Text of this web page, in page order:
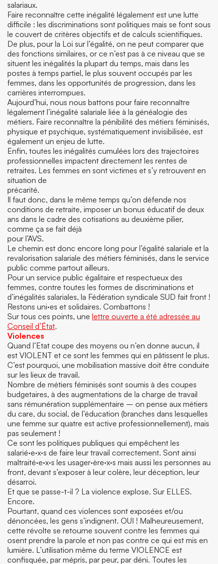
salariaux.
Faire reconnaître cette inégalité légalement est une lutte
difficile : les discriminations sont politiques mais se font sous
le couvert de critères objectifs et de calculs scientifiques.
De plus, pour la Loi sur l’égalité, on ne peut comparer que
des fonctions similaires, or ce n’est pas à ce niveau que se
situent les inégalités la plupart du temps, mais dans les
postes à temps partiel, le plus souvent occupés par les
femmes, dans les opportunités de progression, dans les
carrières interrompues.
Aujourd’hui, nous nous battons pour faire reconnaître
légalement l’inégalité salariale liée à la généalogie des
métiers. Faire reconnaître la pénibilité des métiers féminisés,
physique et psychique, systématiquement invisibilisée, est
également un enjeu de lutte.
Enfin, toutes les inégalités cumulées lors des trajectoires
professionnelles impactent directement les rentes de
retraites. Les femmes en sont victimes et s’y retrouvent en
situation de
précarité.
Il faut donc, dans le même temps qu’on défende nos
conditions de retraite, imposer un bonus éducatif de deux
ans dans le cadre des cotisations au deuxième pilier,
comme ça se fait déjà
pour l’AVS.
Le chemin est donc encore long pour l’égalité salariale et la
revalorisation salariale des métiers féminisés, dans le service
public comme partout ailleurs.
Pour un service public égalitaire et respectueux des
femmes, contre toutes les formes de discriminations et
d’inégalités salariales, la Fédération syndicale SUD fait front !
Restons uni·es et solidaires. Combattons !
Sur tous ces points, une lettre ouverte a été adressée au
Conseil d’État.
Violences
Quand l’Etat coupe des moyens ou n’en donne aucun, il
est VIOLENT et ce sont les femmes qui en pâtissent le plus.
C’est pourquoi, une mobilisation massive doit être conduite
sur les lieux de travail.
Nombre de métiers féminisés sont soumis à des coupes
budgetaires, à des augmentations de la charge de travail
sans rémunération supplémentaire – on pense aux métiers
du care, du social, de l’éducation (branches dans lesquelles
une femme sur quatre est active professionnellement), mais
pas seulement !
Ce sont les politiques publiques qui empêchent les
salarié·e·x·s de faire leur travail correctement. Sont ainsi
maltraité·e·x·s les usager·ère·x·s mais aussi les personnes au
front, devant s’exposer à leur colère, leur déception, leur
désarroi.
Et que se passe-t-il ? La violence explose. Sur ELLES.
Encore.
Pourtant, quand ces violences sont exposées et/ou
dénoncées, les gens s’indignent. OUI ! Malheureusement,
cette révolte se retourne souvent contre les femmes qui
osent prendre la parole et non pas contre ce qui est mis en
lumière. L’utilisation même du terme VIOLENCE est
confisquée, par mépris, par peur, par déni. Toutes les